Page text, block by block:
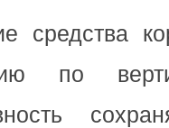
средства
по